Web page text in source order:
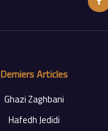
Derniers Articles
Ghazi Zaghbani
Hafedh Jedidi